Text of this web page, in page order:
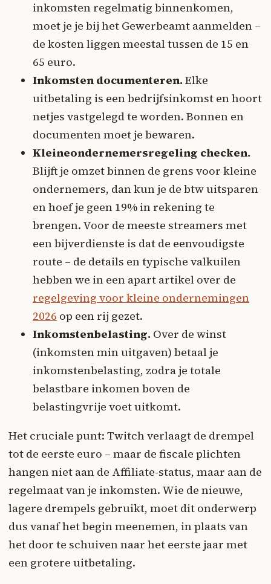
inkomsten regelmatig binnenkomen,
moet je je bij het Gewerbeamt aanmelden –
de kosten liggen meestal tussen de 15 en
65 euro.
Inkomsten documenteren. Elke
uitbetaling is een bedrijfsinkomst en hoort
netjes vastgelegd te worden. Bonnen en
documenten moet je bewaren.
Kleineondernemersregeling checken.
Blijft je omzet binnen de grens voor kleine
ondernemers, dan kun je de btw uitsparen
en hoef je geen 19% in rekening te
brengen. Voor de meeste streamers met
een bijverdienste is dat de eenvoudigste
route – de details en typische valkuilen
hebben we in een apart artikel over de
regelgeving voor kleine ondernemingen
2026 op een rij gezet.
Inkomstenbelasting. Over de winst
(inkomsten min uitgaven) betaal je
inkomstenbelasting, zodra je totale
belastbare inkomen boven de
belastingvrije voet uitkomt.
Het cruciale punt: Twitch verlaagt de drempel
tot de eerste euro – maar de fiscale plichten
hangen niet aan de Affiliate-status, maar aan de
regelmaat van je inkomsten. Wie de nieuwe,
lagere drempels gebruikt, moet dit onderwerp
dus vanaf het begin meenemen, in plaats van
het door te schuiven naar het eerste jaar met
een grotere uitbetaling.